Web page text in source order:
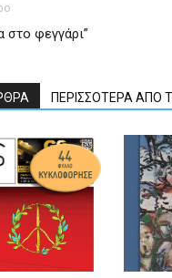
στο φεγγάρι”
ΠΕΡΙΣΣΟΤΕΡΑ ΑΠΟ